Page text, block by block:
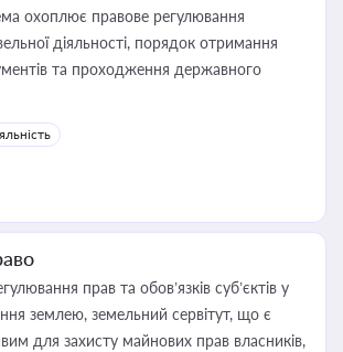
охоплює правове регулювання
діяльності, порядок отримання
та проходження державного
прав та обов’язків суб’єктів у
землею, земельний сервітут, що є
для захисту майнових прав власників,